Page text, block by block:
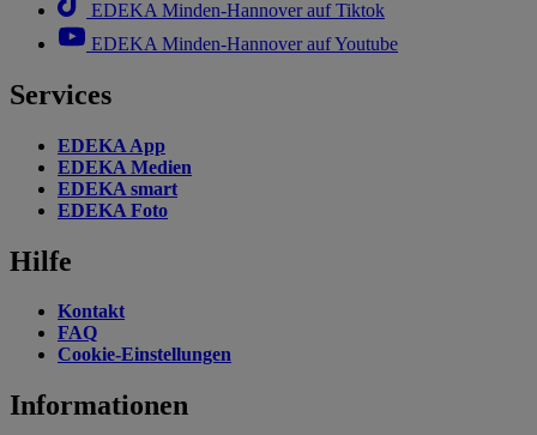
EDEKA Minden-Hannover auf Tiktok
EDEKA Minden-Hannover auf Youtube
Services
EDEKA App
EDEKA Medien
EDEKA smart
EDEKA Foto
Hilfe
Kontakt
FAQ
Cookie-Einstellungen
Informationen